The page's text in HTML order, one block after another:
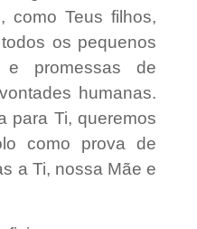
como Teus filhos,
os pequenos
e promessas de
humanas.
para Ti, queremos
como prova de
a Ti, nossa Mãe e